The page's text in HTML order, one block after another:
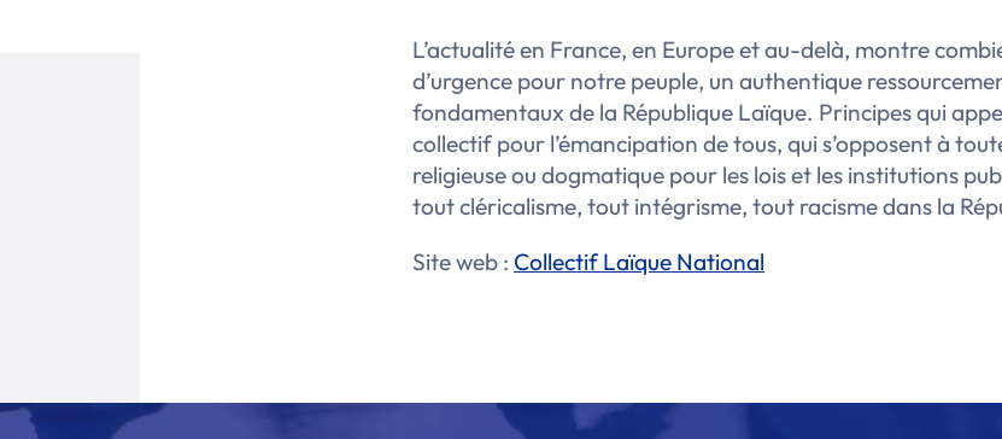
L’actualité en France, en Europe et au-delà, montre
d’urgence pour notre peuple, un authentique
fondamentaux de la République Laïque. Principes qui
collectif pour l’émancipation de tous, qui s’opposent à
religieuse ou dogmatique pour les lois et les institutions
tout cléricalisme, tout intégrisme, tout racisme dans la
Site web : Collectif Laïque National